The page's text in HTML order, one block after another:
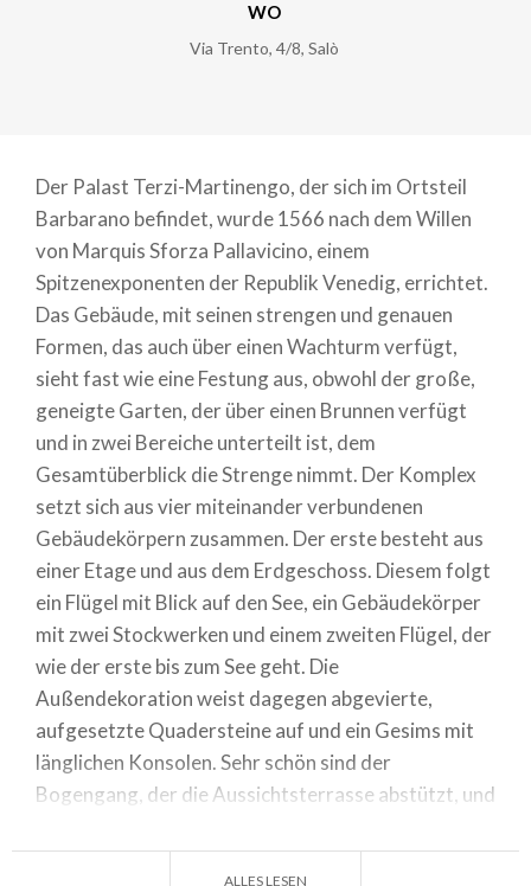
WO
Via Trento, 4/8, Salò
Der Palast Terzi-Martinengo, der sich im Ortsteil
Barbarano befindet, wurde 1566 nach dem Willen
von Marquis Sforza Pallavicino, einem
Spitzenexponenten der Republik Venedig, errichtet.
Das Gebäude, mit seinen strengen und genauen
Formen, das auch über einen Wachturm verfügt,
sieht fast wie eine Festung aus, obwohl der große,
geneigte Garten, der über einen Brunnen verfügt
und in zwei Bereiche unterteilt ist, dem
Gesamtüberblick die Strenge nimmt. Der Komplex
setzt sich aus vier miteinander verbundenen
Gebäudekörpern zusammen. Der erste besteht aus
einer Etage und aus dem Erdgeschoss. Diesem folgt
ein Flügel mit Blick auf den See, ein Gebäudekörper
mit zwei Stockwerken und einem zweiten Flügel, der
wie der erste bis zum See geht. Die
Außendekoration weist dagegen abgevierte,
aufgesetzte Quadersteine auf und ein Gesims mit
länglichen Konsolen. Sehr schön sind der
Bogengang, der die Aussichtsterrasse abstützt, und
davon dekoriert ist. Innen befinden sich zwei Salone
ALLES LESEN